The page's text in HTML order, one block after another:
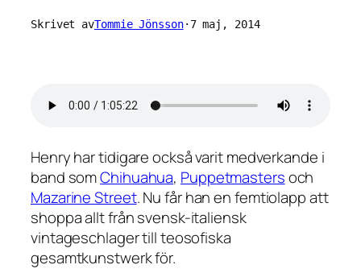
Skrivet avTommie Jönsson· 7 maj, 2014
Henry har tidigare också varit medverkande i
band somChihuahua, Puppetmastersoch
Mazarine Street. Nu får han en femtiolapp att
shoppa allt från svensk-italiensk
vintageschlager till teosofiska
gesamtkunstwerk för.